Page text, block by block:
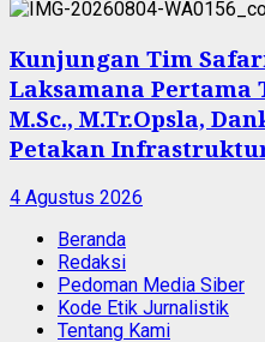
Kunjungan Tim
Laksamana
M.Sc., M.Tr.Opsla,
Petakan
4 Agustus 2026
Beranda
Redaksi
Pedoman Media Siber
Kode Etik Jurnalistik
Tentang Kami